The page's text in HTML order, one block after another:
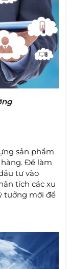
sản phẩm
Để làm
tư vào
tích các xu
tưởng mới để